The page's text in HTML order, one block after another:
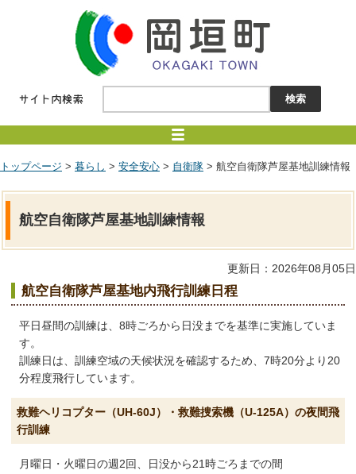
トップページ > 暮らし > 安全安心 > 自衛隊 > 航空自衛隊芦屋基地訓練情報
航空自衛隊芦屋基地訓練情報
更新日：2026年08月05日
航空自衛隊芦屋基地内飛行訓練日程
平日昼間の訓練は、8時ごろから日没までを基準に実施していま
す。
訓練日は、訓練空域の天候状況を確認するため、7時20分より20
分程度飛行しています。
救難ヘリコプター（UH-60J）・救難捜索機（U-125A）の夜間飛
行訓練
月曜日・火曜日の週2回、日没から21時ごろまでの間